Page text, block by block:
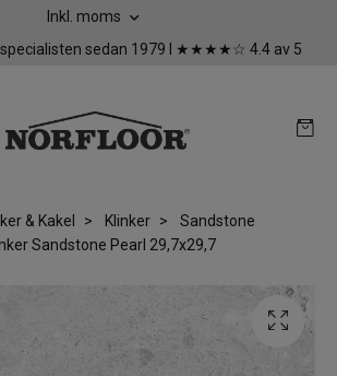
Inkl. moms
sedan 1979 I ★★★★☆ 4.4 av 5
& Kakel Klinker
Sandstone
Sandstone Pearl 29,7x29,7